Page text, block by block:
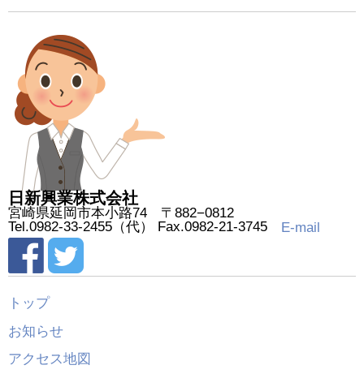
日新興業株式会社
宮崎県延岡市本小路74 〒882−0812
Tel.0982-33-2455（代） Fax.0982-21-3745
E-mail
トップ
お知らせ
アクセス地図